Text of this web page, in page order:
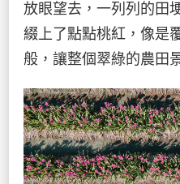
放眼望去，一列列的田
綴上了點點桃紅，像是
般，讓整個翠綠的農田